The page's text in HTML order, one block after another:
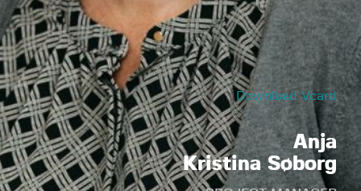
Download Vcard
Anja
Kristina Søborg